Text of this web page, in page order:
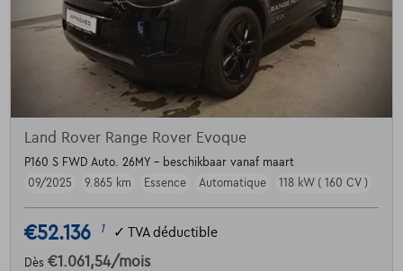
Land Rover Range Rover Evoque
P160 S FWD Auto. 26MY - beschikbaar vanaf maart
09/2025
9.865 km Essence Automatique 118 kW ( 160 CV )
€52.136 1 ✓ TVA déductible
Dès €1.061,54/mois